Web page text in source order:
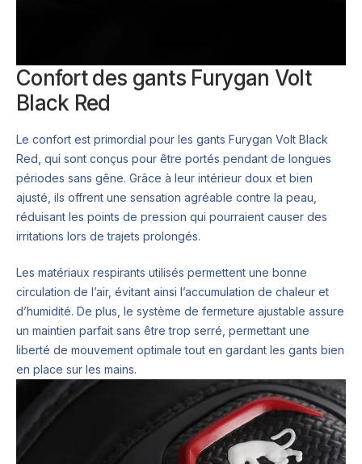
Confort des gants Furygan Volt
Black Red
Le confort est primordial pour les gants Furygan Volt Black
Red, qui sont conçus pour être portés pendant de longues
périodes sans gêne. Grâce à leur intérieur doux et bien
ajusté, ils offrent une sensation agréable contre la peau,
réduisant les points de pression qui pourraient causer des
irritations lors de trajets prolongés.
Les matériaux respirants utilisés permettent une bonne
circulation de l’air, évitant ainsi l’accumulation de chaleur et
d’humidité. De plus, le système de fermeture ajustable assure
un maintien parfait sans être trop serré, permettant une
liberté de mouvement optimale tout en gardant les gants bien
en place sur les mains.